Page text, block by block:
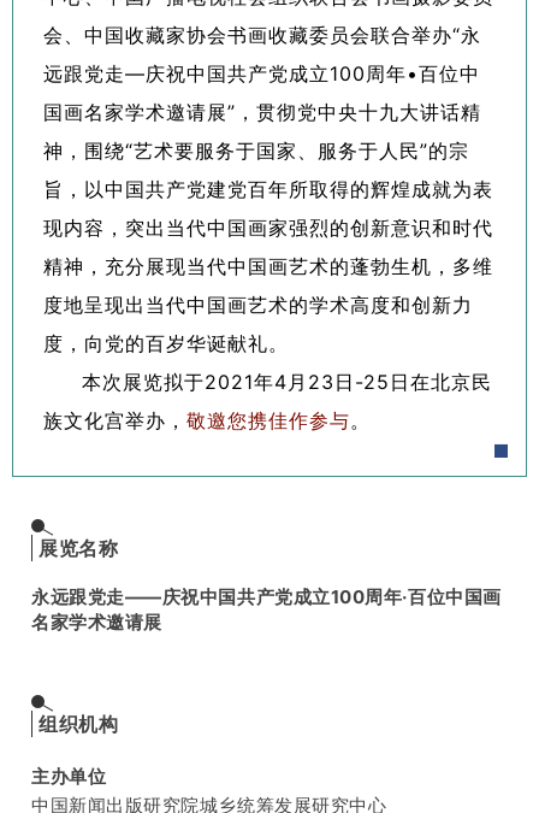
会、中国收藏家协会书画收藏委员会联合举办“永
远跟党走—庆祝中国共产党成立100周年•百位中
国画名家学术邀请展”，贯彻党中央十九大讲话精
神，围绕“艺术要服务于国家、服务于人民”的宗
旨，以中国共产党建党百年所取得的辉煌成就为表
现内容，突出当代中国画家强烈的创新意识和时代
精神，充分展现当代中国画艺术的蓬勃生机，多维
度地呈现出当代中国画艺术的学术高度和创新力
度，向党的百岁华诞献礼。
本次展览拟于2021年4月23日-25日在北京民
族文化宫举办， 敬邀您携佳作参与。
展览名称
永远跟党走——庆祝中国共产党成立100周年·百位中国画
名家学术邀请展
组织机构
主办单位
中国新闻出版研究院城乡统筹发展研究中心